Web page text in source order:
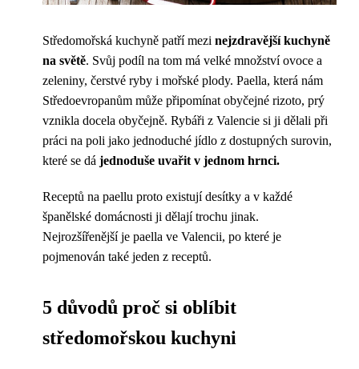
Středomořská kuchyně patří mezi nejzdravější kuchyně
na světě. Svůj podíl na tom má velké množství ovoce a
zeleniny, čerstvé ryby i mořské plody. Paella, která nám
Středoevropanům může připomínat obyčejné rizoto, prý
vznikla docela obyčejně. Rybáři z Valencie si ji dělali při
práci na poli jako jednoduché jídlo z dostupných surovin,
které se dá jednoduše uvařit v jednom hrnci.
Receptů na paellu proto existují desítky a v každé
španělské domácnosti ji dělají trochu jinak.
Nejrozšířenější je paella ve Valencii, po které je
pojmenován také jeden z receptů.
5 důvodů proč si oblíbit
středomořskou kuchyni